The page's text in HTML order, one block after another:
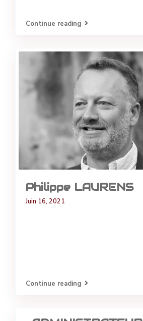
Continue reading
Philippe LAURENS
Juin 16, 2021
Continue reading